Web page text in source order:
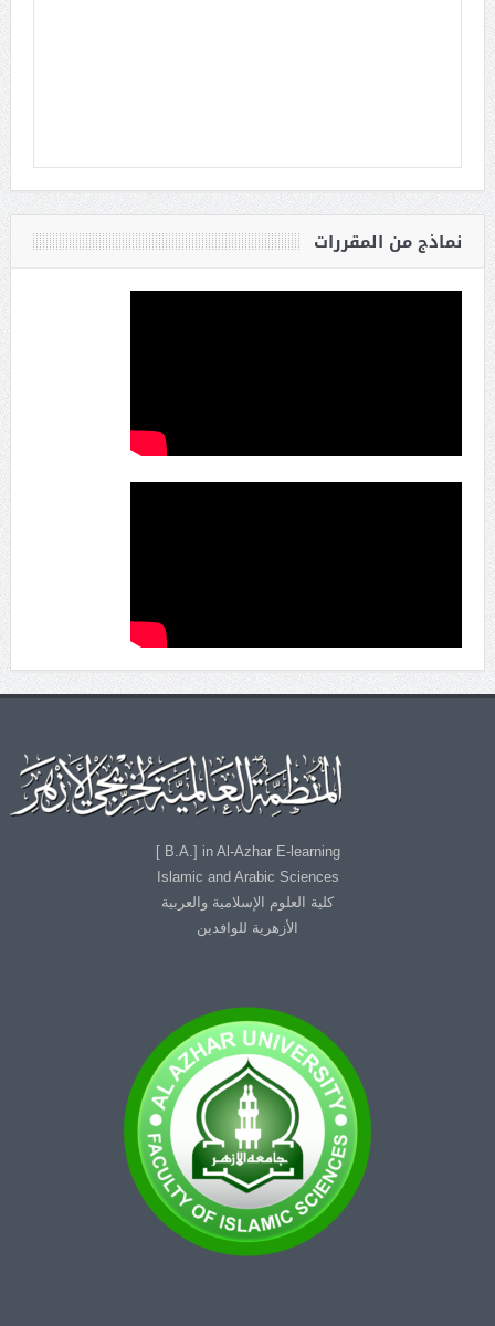
نماذج من المقررات
B.A.] in Al-Azhar E-learning ]
Islamic and Arabic Sciences
كلية العلوم الإسلامية والعربية
الأزهرية للوافدين